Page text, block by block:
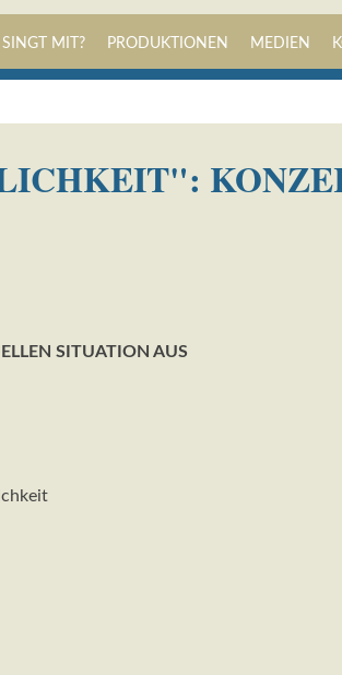
MIT? PRODUKTIONEN MEDIEN
SITUATION AUS